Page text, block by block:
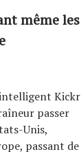
même les
Kickr
passer
Unis,
passant de